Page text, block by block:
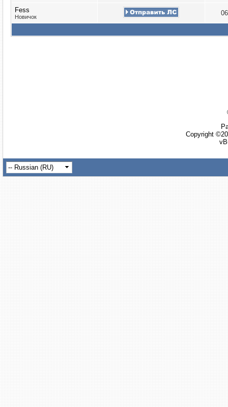
Fess
Новичок
Copyright